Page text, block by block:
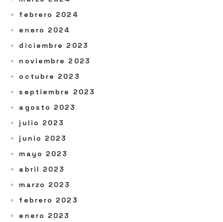
febrero 2024
enero 2024
diciembre 2023
noviembre 2023
octubre 2023
septiembre 2023
agosto 2023
julio 2023
junio 2023
mayo 2023
abril 2023
marzo 2023
febrero 2023
enero 2023